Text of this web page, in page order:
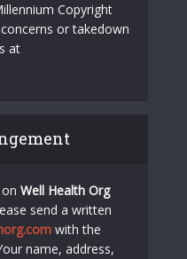
Copyright
or takedown
at
Well Health Org
send a written
with the
name, address,